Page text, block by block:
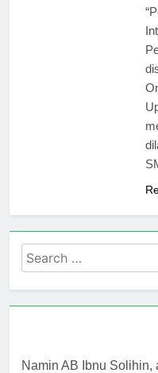
Search
for:
Namin AB Ibnu Solihin,